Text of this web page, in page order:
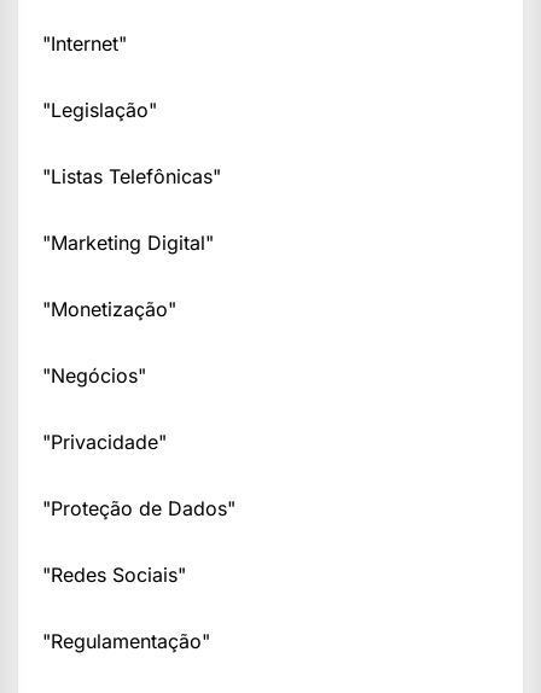
"Internet"
"Legislação"
"Listas Telefônicas"
"Marketing Digital"
"Monetização"
"Negócios"
"Privacidade"
"Proteção de Dados"
"Redes Sociais"
"Regulamentação"